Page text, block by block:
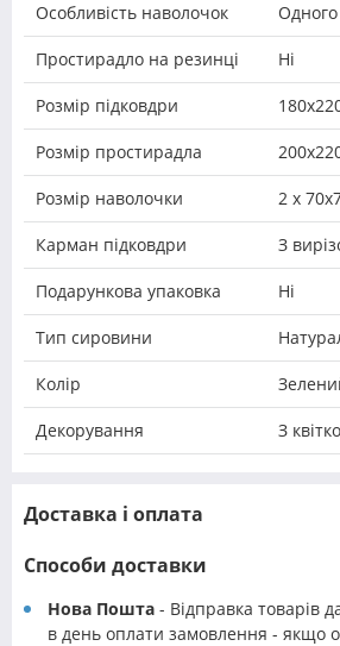
Особливість наволочок
Простирадло на резинці Ні
Розмір підковдри
Розмір простирадла
Розмір наволочки 2 х
Карман підковдри З
Подарункова упаковка Ні
Тип сировини
Колір
Декорування З
Доставка і оплата
Способи доставки
Нова Пошта - Відправка товарів
в день оплати замовлення - якщо